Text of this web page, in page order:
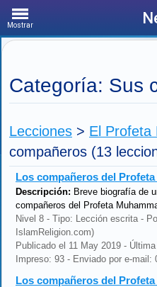
Mostrar
Categoría: Sus
Lecciones > El Profeta
compañeros (13
Los compañeros del
Descripción: Breve biografía de
compañeros del Profeta
Nivel 8 - Tipo: Lección escrita -
IslamReligion.com)
Publicado el 11 May 2019 -
Impreso: 93 - Enviado por e-
Los compañeros del